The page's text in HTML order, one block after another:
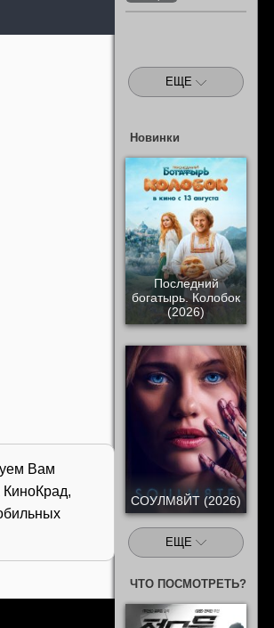
Вам
ЕЩЕ
Новинки
Последний
богатырь. Колобок
(2026)
СОУЛМ8ЙТ (2026)
ЕЩЕ
ЧТО ПОСМОТРЕТЬ?